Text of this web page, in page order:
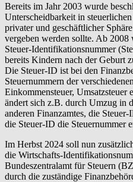
Bereits im Jahr 2003 wurde
Unterscheidbarkeit in
privater und geschäftlicher
vergeben werden sollte. Ab
Steuer-Identifikationsnummer
bereits Kindern nach der Geburt
Die Steuer-ID ist bei den
Steuernummern der
Einkommensteuer,
ändert sich z.B. durch Umzug in
anderen Finanzamtes, die
die Steuer-ID die Steuernummer
Im Herbst 2024 soll nun
die Wirtschafts-
Bundeszentralamt für Steuern
durch die zuständige